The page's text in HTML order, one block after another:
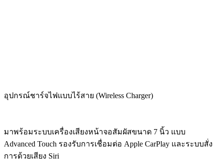
อุปกรณ์ชาร์จไฟแบบไร้สาย (Wireless Charger)
มาพร้อมระบบเครื่องเสียงหน้าจอสัมผัสขนาด 7 นิ้ว แบบ
Advanced Touch รองรับการเชื่อมต่อ Apple CarPlay และระบบสั่ง
การด้วยเสียง Siri